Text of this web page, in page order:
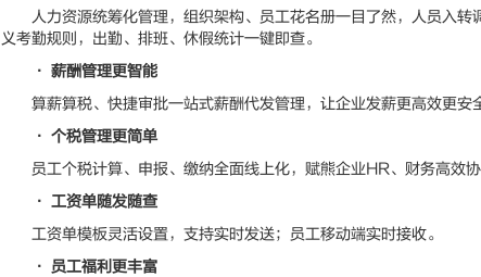
人力资源统筹化管理，组织架构、员工花名册一目了然，人员入转
义考勤规则，出勤、排班、休假统计一键即查。
• 薪酬管理更智能
算薪算税、快捷审批一站式薪酬代发管理，让企业发薪更高效更安
• 个税管理更简单
员工个税计算、申报、缴纳全面线上化，赋熊企业HR、财务高效协
• 工资单随发随查
工资单模板灵活设置，支持实时发送；员工移动端实时接收。
• 员工福利更丰富